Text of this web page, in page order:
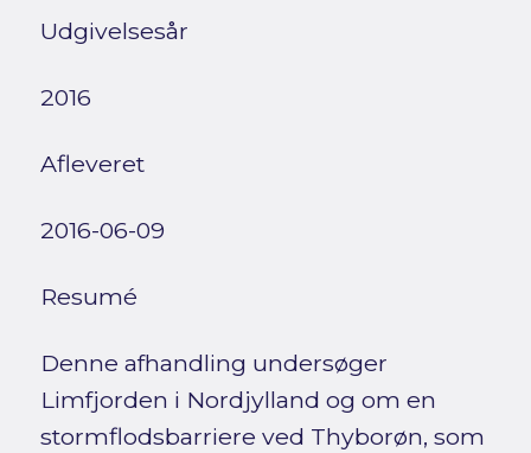
Udgivelsesår
2016
Afleveret
2016-06-09
Resumé
Denne afhandling undersøger
Limfjorden i Nordjylland og om en
stormflodsbarriere ved Thyborøn, som